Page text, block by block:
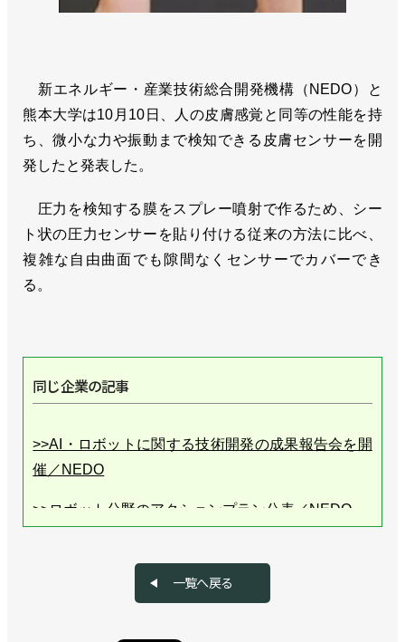
新エネルギー・産業技術総合開発機構（NEDO）と
熊本大学は10月10日、人の皮膚感覚と同等の性能を持
ち、微小な力や振動まで検知できる皮膚センサーを開
発したと発表した。
圧力を検知する膜をスプレー噴射で作るため、シー
ト状の圧力センサーを貼り付ける従来の方法に比べ、
複雑な自由曲面でも隙間なくセンサーでカバーでき
る。
同じ企業の記事
>>AI・ロボットに関する技術開発の成果報告会を開
催／NEDO
>>ロボット分野のアクションプラン公表／NEDO
成、無料講座を開講／NEDO
一覧へ戻る